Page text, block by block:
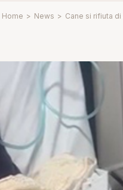
Home > News > Cane si rifiuta